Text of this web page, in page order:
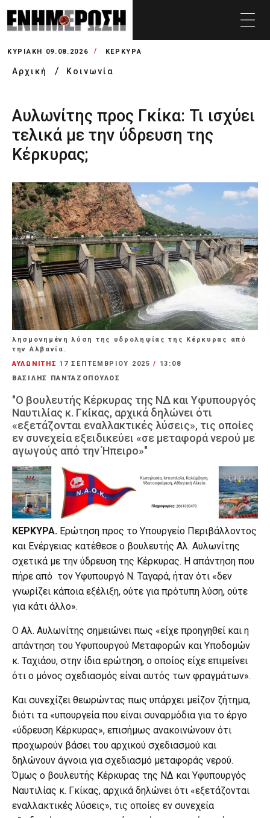
ΚΥΡΙΑΚΉ 09.08.2026 ΚΕΡΚΥΡΑ
Αρχική Κοινωνία
Αυλωνίτης προς Γκίκα: Τι ισχύει
τελικά με την ύδρευση της
Κέρκυρας;
λησμονημένη λύση της υδροληψίας της Κέρκυρας από
την Αλβανία.
ΑΥΛΩΝΙΤΗΣ 17 ΣΕΠΤΕΜΒΡΊΟΥ 2025/ 13:08
ΒΑΣΙΛΗΣ ΠΑΝΤΑΖΟΠΟΥΛΟΣ
"Ο βουλευτής Κέρκυρας της ΝΔ και Υφυπουργός
Ναυτιλίας κ. Γκίκας, αρχικά δηλώνει ότι
«εξετάζονται εναλλακτικές λύσεις», τις οποίες
εν συνεχεία εξειδικεύει «σε μεταφορά νερού με
αγωγούς από την Ήπειρο»"
ΚΕΡΚΥΡΑ. Ερώτηση προς το Υπουργείο Περιβάλλοντος
και Ενέργειας κατέθεσε ο βουλευτής Αλ. Αυλωνίτης
σχετικά με την ύδρευση της Κέρκυρας. Η απάντηση που
πήρε από τον Υφυπουργό Ν. Ταγαρά, ήταν ότι «δεν
γνωρίζει κάποια εξέλιξη, ούτε για πρότυπη λύση, ούτε
για κάτι άλλο».
Ο Αλ. Αυλωνίτης σημειώνει πως «είχε προηγηθεί και η
απάντηση του Υφυπουργού Μεταφορών και Υποδομών
κ. Ταχιάου, στην ίδια ερώτηση, ο οποίος είχε επιμείνει
ότι ο μόνος σχεδιασμός είναι αυτός των φραγμάτων».
Και συνεχίζει θεωρώντας πως υπάρχει μείζον ζήτημα,
διότι τα «υπουργεία που είναι συναρμόδια για το έργο
«ύδρευση Κέρκυρας», επισήμως ανακοινώνουν ότι
προχωρούν βάσει του αρχικού σχεδιασμού και
δηλώνουν άγνοια για σχεδιασμό μεταφοράς νερού.
Όμως ο βουλευτής Κέρκυρας της ΝΔ και Υφυπουργός
Ναυτιλίας κ. Γκίκας, αρχικά δηλώνει ότι «εξετάζονται
εναλλακτικές λύσεις», τις οποίες εν συνεχεία